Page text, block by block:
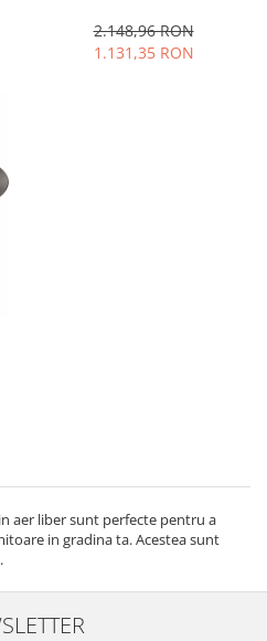
2.148,96 RON
1.131,35 RON
aer liber sunt perfecte pentru a
in gradina ta. Acestea sunt